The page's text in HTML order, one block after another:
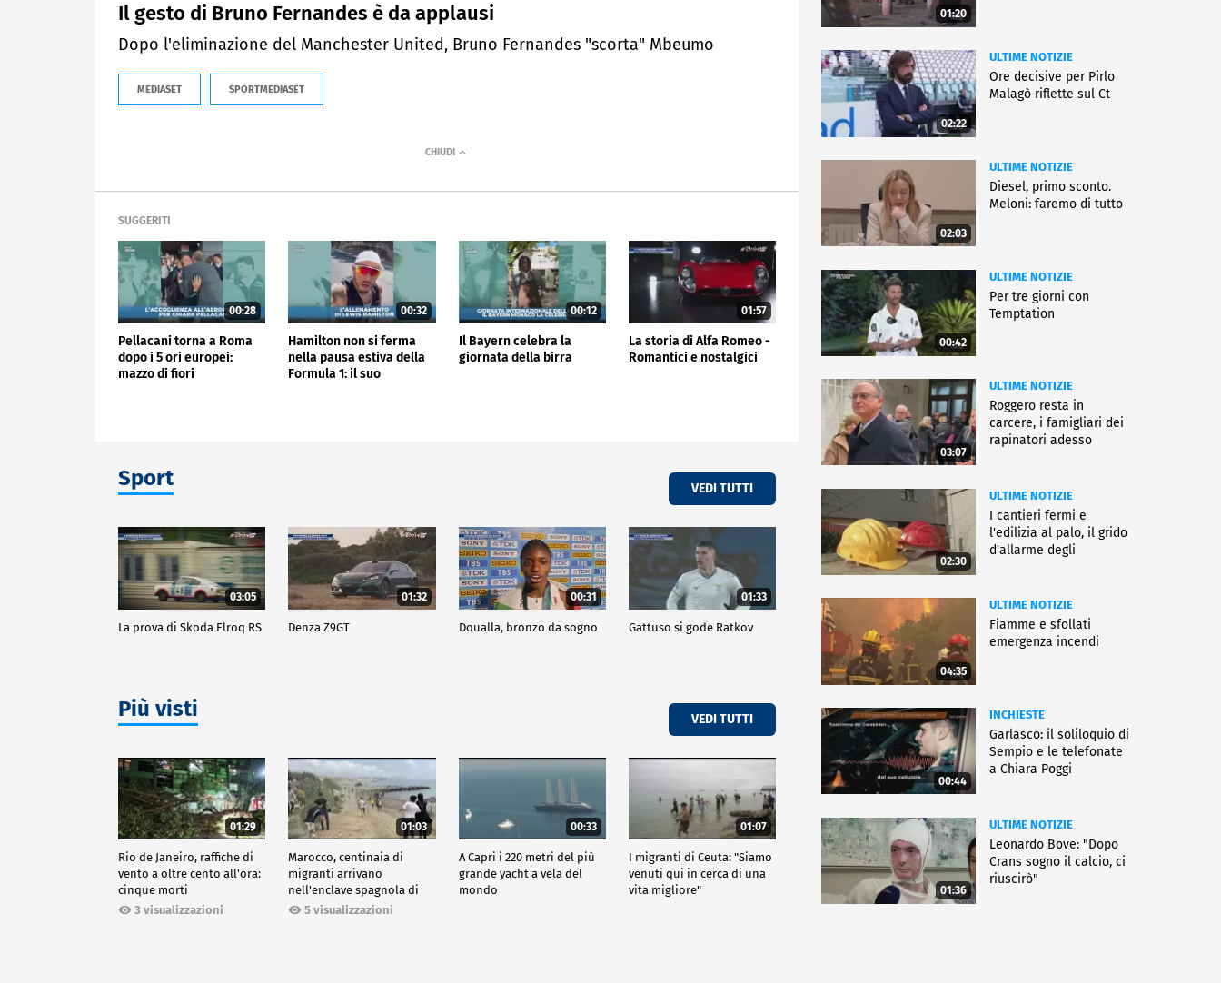
Il gesto di Bruno Fernandes è da applausi
Dopo l'eliminazione del Manchester United, Bruno Fernandes "scorta" Mbeumo
MEDIASET SPORTMEDIASET
SUGGERITI
00:28
Pellacani torna a Roma
dopo i 5 ori europei:
mazzo di fiori
00:32
Hamilton non si ferma
nella pausa estiva della
Formula 1: il suo
00:12
Il Bayern celebra la
giornata della birra
01:57
La storia di Alfa Romeo -
Romantici e nostalgici
Sport VEDI TUTTI
03:05
La prova di Skoda Elroq RS
01:32
Denza Z9GT
00:31
Doualla, bronzo da sogno
01:33
Gattuso si gode Ratkov
Più visti VEDI TUTTI
01:29
Rio de Janeiro, raffiche di
vento a oltre cento all'ora:
cinque morti
3 visualizzazioni
01:03
Marocco, centinaia di
migranti arrivano
nell'enclave spagnola di
Ceuta5 visualizzazioni
00:33
A Capri i 220 metri del più
grande yacht a vela del
mondo
01:07
I migranti di Ceuta: "Siamo
venuti qui in cerca di una
vita migliore"
01:20
02:22
ULTIME NOTIZIE
Ore decisive per Pirlo
Malagò riflette sul Ct
02:03
ULTIME NOTIZIE
Diesel, primo sconto.
Meloni: faremo di tutto
00:42
ULTIME NOTIZIE
Per tre giorni con
Temptation
03:07
ULTIME NOTIZIE
Roggero resta in
carcere, i famigliari dei
rapinatori adesso
02:30
ULTIME NOTIZIE
I cantieri fermi e
l'edilizia al palo, il grido
d'allarme degli
04:35
ULTIME NOTIZIE
Fiamme e sfollati
emergenza incendi
00:44
INCHIESTE
Garlasco: il soliloquio di
Sempio e le telefonate
a Chiara Poggi
01:36
ULTIME NOTIZIE
Leonardo Bove: "Dopo
Crans sogno il calcio, ci
riuscirò"